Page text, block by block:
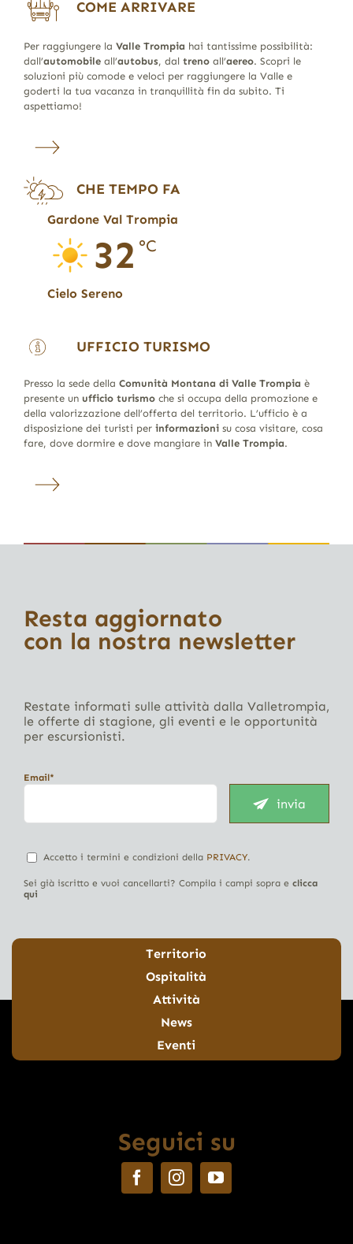
COME ARRIVARE
Per raggiungere la Valle Trompia hai tantissime possibilità:
dall’automobileall’autobus, dal trenoall’aereo. Scopri le
soluzioni più comode e veloci per raggiungere la Valle e
goderti la tua vacanza in tranquillità fin da subito. Ti
aspettiamo!
CHE TEMPO FA
Gardone Val Trompia
32 °C
Cielo Sereno
UFFICIO TURISMO
Presso la sede della Comunità Montana di Valle Trompia è
presente un ufficio turismoche si occupa della promozione e
della valorizzazione dell’offerta del territorio. L’ufficio è a
disposizione dei turisti per informazionisu cosa visitare, cosa
fare, dove dormire e dove mangiare in Valle Trompia.
Resta aggiornato
con la nostra newsletter
Restate informati sulle attività dalla Valletrompia,
le offerte di stagione, gli eventi e le opportunità
per escursionisti.
Email*
invia
Accetto i termini e condizioni della PRIVACY.
Sei già iscritto e vuoi cancellarti? Compila i campi sopra e clicca
qui
Territorio
Ospitalità
Attività
News
Eventi
Seguici su